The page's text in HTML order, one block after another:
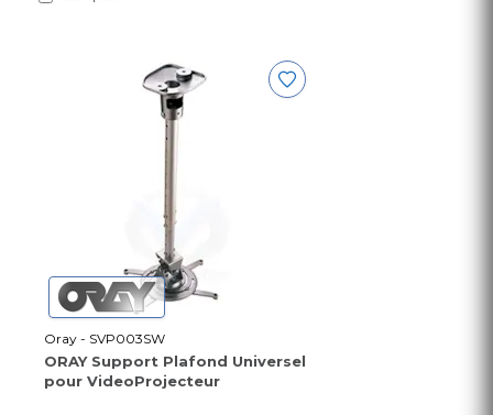
Oray - SVP003SW
ORAY Support Plafond Universel
pour VideoProjecteur